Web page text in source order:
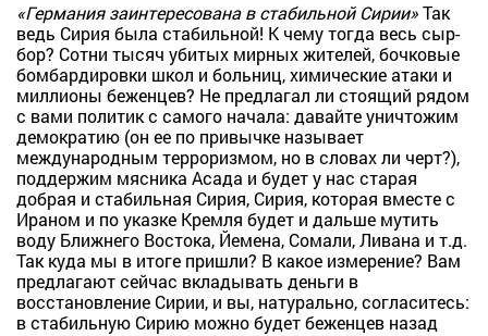
«Германия заинтересована в стабильной Сирии»Так
ведь Сирия была стабильной! К чему тогда весь сыр-
бор? Сотни тысяч убитых мирных жителей, бочковые
бомбардировки школ и больниц, химические атаки и
миллионы беженцев? Не предлагал ли стоящий рядом
с вами политик с самого начала: давайте уничтожим
демократию (он ее по привычке называет
международным терроризмом, но в словах ли черт?),
поддержим мясника Асада и будет у нас старая
добрая и стабильная Сирия, Сирия, которая вместе с
Ираном и по указке Кремля будет и дальше мутить
воду Ближнего Востока, Йемена, Сомали, Ливана и т.д.
Так куда мы в итоге пришли? В какое измерение? Вам
предлагают сейчас вкладывать деньги в
восстановление Сирии, и вы, натурально, согласитесь:
в стабильную Сирию можно будет беженцев назад